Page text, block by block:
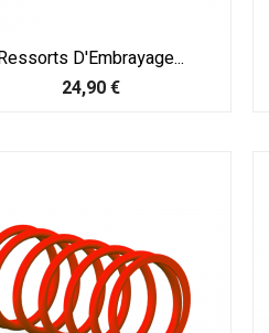
D'Embrayage...
Prix
24,90 €